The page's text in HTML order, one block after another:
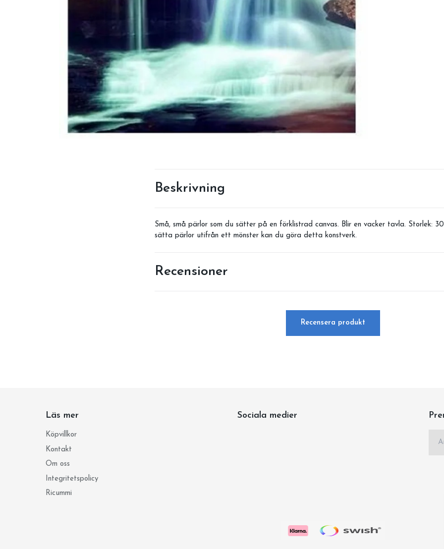
Beskrivning
Små, små pärlor som du sätter på en förklistrad canvas. Blir en vacker tavla. Storlek:
sätta pärlor utifrån ett mönster kan du göra detta konstverk.
Recensioner
Recensera produkt
Läs mer
Köpvillkor
Kontakt
Om oss
Integritetspolicy
Ricummi
Sociala medier